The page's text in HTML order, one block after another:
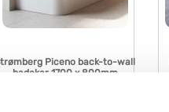
Piceno back-to-wall
badekar 1700 x 800mm